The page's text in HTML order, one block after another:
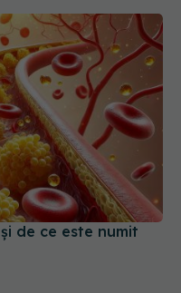
de ce este numit